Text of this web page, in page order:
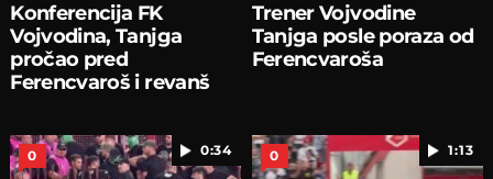
Konferencija FK
Vojvodina, Tanjga
pročao pred
Ferencvaroš i revanš
Trener Vojvodine
Tanjga posle poraza od
Ferencvaroša
0:34
0 1:13
0